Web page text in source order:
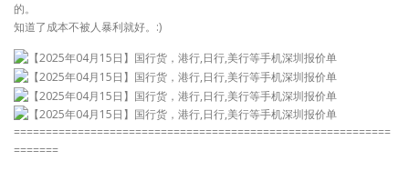
的。
知道了成本不被人暴利就好。:)
===========================================================
=======